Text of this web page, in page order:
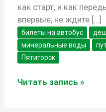
как старт, и как
впервые, не ждите […]
билеты на автобус
минеральные воды
Пятигорск
Что
Читать запись »